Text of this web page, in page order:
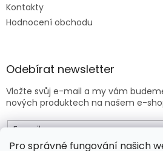
Pro správné fungování našich
Kontakty
Hodnocení obchodu
Odebírat newsletter
Vložte svůj e-mail a my vám
nových produktech na našem e-
E-mail